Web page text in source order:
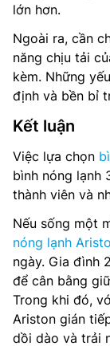
lớn hơn.
Ngoài ra, cần
năng chịu tải
kèm. Những
định và bền bỉ
Kết luận
Việc lựa chọn
bình nóng lạnh
thành viên và
Nếu sống một
nóng lạnh
ngày. Gia đình
để cân bằng
Trong khi đó,
Ariston gián
dồi dào và trải